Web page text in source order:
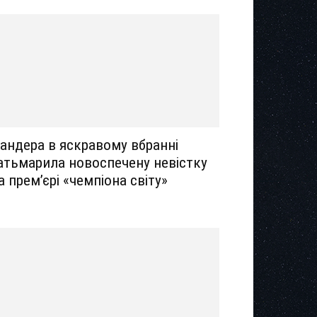
в яскравому вбранні
новоспечену невістку
прем’єрі «чемпіона світу»